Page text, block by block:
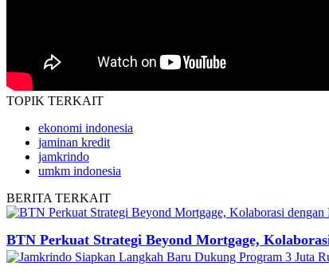
TOPIK TERKAIT
ekonomi indonesia
jaminan kredit
jamkrindo
umkm indonesia
BERITA TERKAIT
BTN Perkuat Strategi Beyond Mortgage,